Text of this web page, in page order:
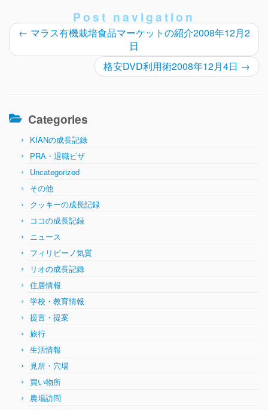
Post navigation
← マラス有機栽培食品マーケットの紹介2008年12月2
日
格安DVD利用術2008年12月4日 →
Categories
KIANの成長記録
PRA・退職ビザ
Uncategorized
その他
クッキーの成長記録
ココの成長記録
ニュース
フィリピーノ気質
リオの成長記録
住居情報
学校・教育情報
提言・提案
旅行
生活情報
見所・穴場
買い物所
農場訪問